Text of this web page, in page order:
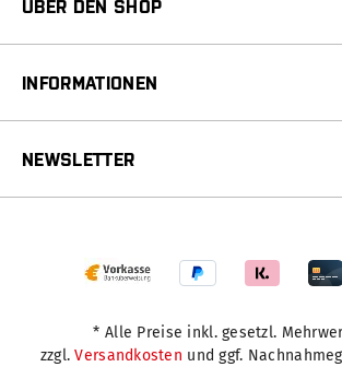
ÜBER DEN SHOP
INFORMATIONEN
NEWSLETTER
* Alle Preise inkl. gesetzl.
zzgl.Versandkosten und ggf.